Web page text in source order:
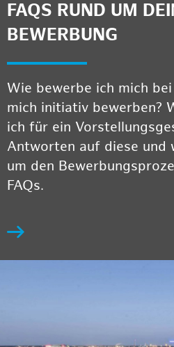
FAQS RUND UM
BEWERBUNG
Wie bewerbe ich mich
mich initiativ bewerben?
ich für ein
Antworten auf diese und
um den
FAQs.